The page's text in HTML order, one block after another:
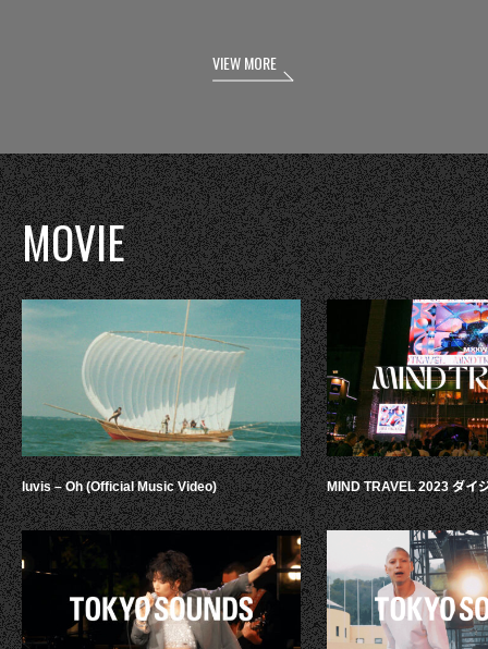
VIEW MORE
MOVIE
luvis – Oh (Official Music Video) MIND TRAVEL 2023 ダイ